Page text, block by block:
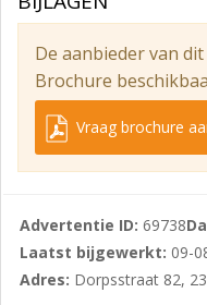
– verlichting
Er zijn geen nadere
Parkeergelegenheid:
nabije omgeving van
Waarborgsom /
Ter nakoming van de
De aanbieder van
Brochure
Vraag brochure
Advertentie ID: 69738
Laatst bijgewerkt: 09-
Adres: Dorpsstraat 82,